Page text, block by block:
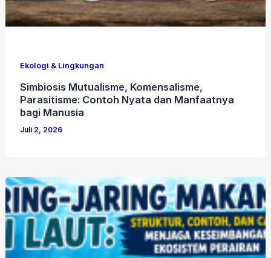
Ekologi & Lingkungan
Simbiosis Mutualisme, Komensalisme,
Parasitisme: Contoh Nyata dan Manfaatnya
bagi Manusia
Juli 2, 2026